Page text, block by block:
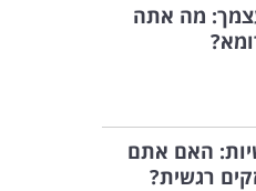
מה אתה
האם אתם
רגשית?